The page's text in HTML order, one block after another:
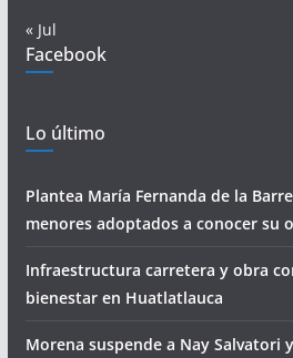
« Jul
Facebook
Lo último
Plantea María Fernanda de la
menores adoptados a conocer su
Infraestructura carretera y obra
bienestar en Huatlatlauca
Morena suspende a Nay Salvatori